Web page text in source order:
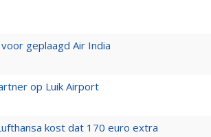
geplaagd Air India
op Luik Airport
kost dat 170 euro extra